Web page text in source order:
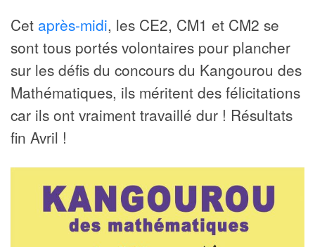
Cet après-midi, les CE2, CM1 et CM2 se
sont tous portés volontaires pour plancher
sur les défis du concours du Kangourou des
Mathématiques, ils méritent des félicitations
car ils ont vraiment travaillé dur ! Résultats
fin Avril !